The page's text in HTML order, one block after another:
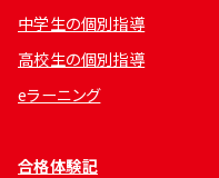
中学生の個別指導
高校生の個別指導
eラーニング
合格体験記